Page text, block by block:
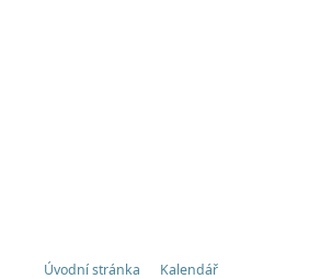
Úvodní stránka Kalendář